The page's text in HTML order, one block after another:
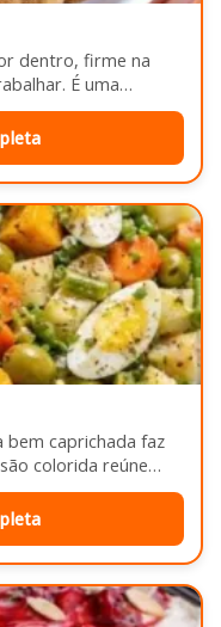
dentro, firme na
É uma…
bem caprichada faz
colorida reúne